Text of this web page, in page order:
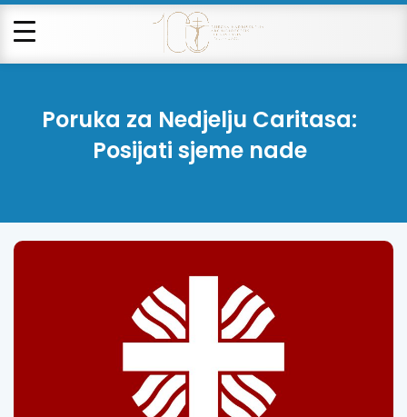
Poruka za Nedjelju Caritasa:
Posijati sjeme nade